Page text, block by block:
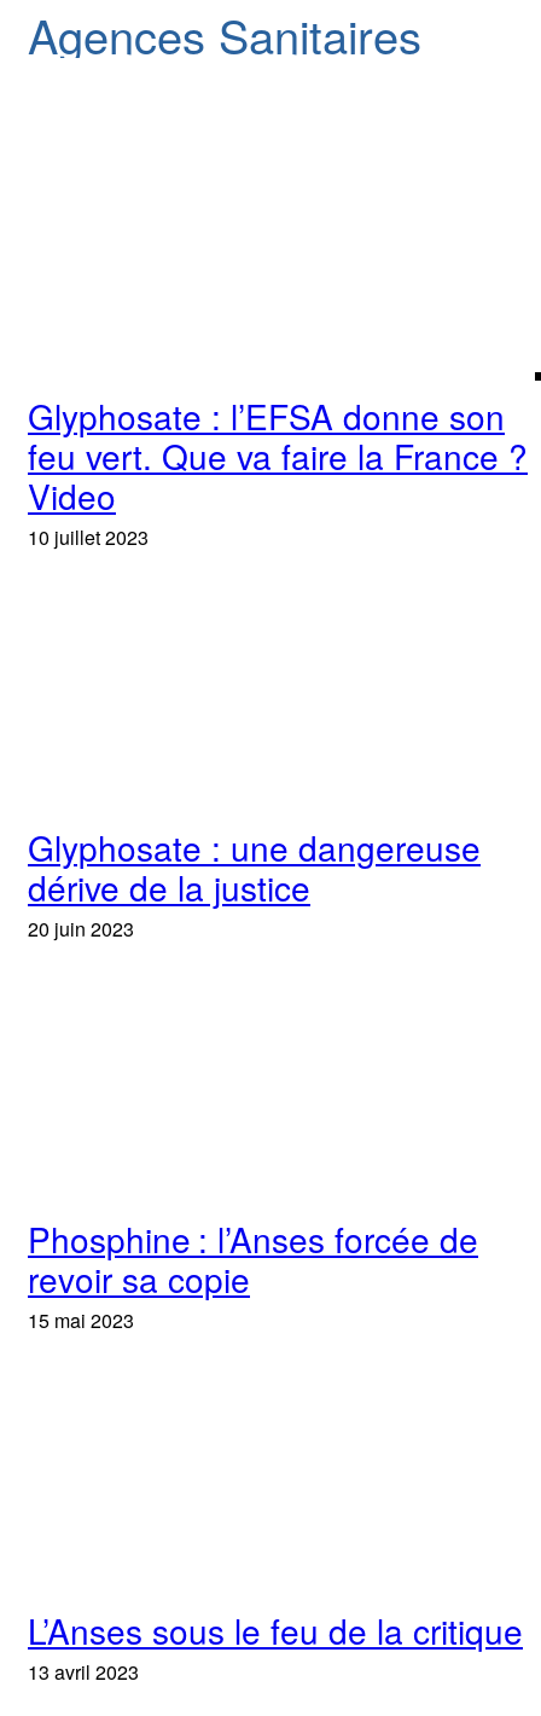
Agences Sanitaires
Glyphosate : l’EFSA donne son
feu vert. Que va faire la France ?
Video
10 juillet 2023
Glyphosate : une dangereuse
dérive de la justice
20 juin 2023
Phosphine : l’Anses forcée de
revoir sa copie
15 mai 2023
L’Anses sous le feu de la critique
13 avril 2023